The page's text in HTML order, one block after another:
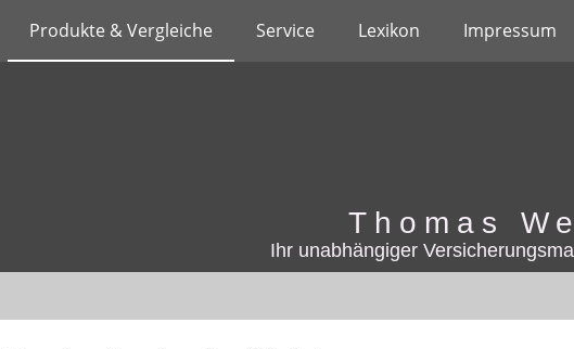
Produkte & Vergleiche Service Lexikon Impressum
Thomas
Ihr unabhängiger